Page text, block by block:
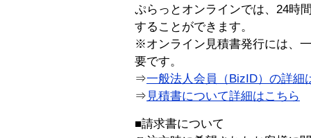
ぷらっとオンラインでは、24時
することができます。
※オンライン見積書発行には、
要です。
⇒一般法人会員（BizID）の詳細
⇒ 見積書について詳細はこちら
■請求書について